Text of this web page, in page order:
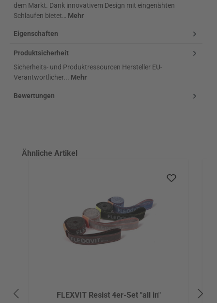
dem Markt. Dank innovativem Design mit eingenähten
Schlaufen bietet… Mehr
Eigenschaften
Produktsicherheit
Sicherheits- und Produktressourcen Hersteller EU-
Verantwortlicher... Mehr
Bewertungen
Produktgalerie überspringen
Ähnliche Artikel
FLEXVIT Resist 4er-Set "all in"